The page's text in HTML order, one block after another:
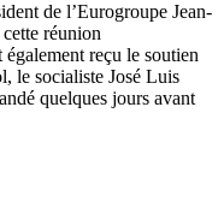
de l’Eurogroupe Jean-
réunion
reçu le soutien
le socialiste José Luis
quelques jours avant